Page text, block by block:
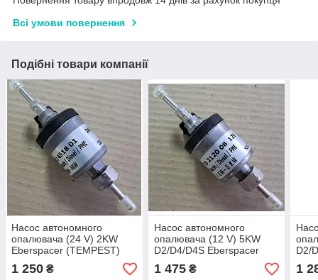
Всі умови повернення
Подібні товари компанії
Насос автономного
опалювача (24 V) 2KW
Eberspacer (TEMPEST)
(TP 99.12.77) 6900239784
1 250 ₴
Насос автономного
опалювача (12 V) 5KW
D2/D4/D4S Eberspacer
(TEMPEST) (TP 99.12.76)
6900239783
1 475₴
D2/
1